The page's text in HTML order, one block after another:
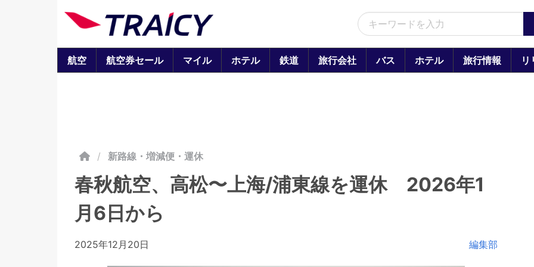
航空 航空券セール マイル ホテル 鉄道 旅行会社 バス ホテル 旅行情報 リ
/ 新路線・増減便・運休
春秋航空、高松〜上海/浦東線を運休 2026年1
月6日から
2025年12月20日 編集部